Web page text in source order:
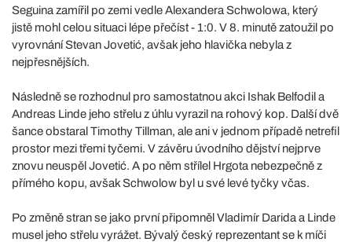
Seguina zamířil po zemi vedle Alexandera Schwolowa, který
jistě mohl celou situaci lépe přečíst - 1:0. V 8. minutě zatoužil po
vyrovnání Stevan Jovetić, avšak jeho hlavička nebyla z
nejpřesnějších.
Následně se rozhodnul pro samostatnou akci Ishak Belfodil a
Andreas Linde jeho střelu z úhlu vyrazil na rohový kop. Další dvě
šance obstaral Timothy Tillman, ale ani v jednom případě netrefil
prostor mezi třemi tyčemi. V závěru úvodního dějství nejprve
znovu neuspěl Jovetić. A po něm střílel Hrgota nebezpečně z
přímého kopu, avšak Schwolow byl u své levé tyčky včas.
Po změně stran se jako první připomněl Vladimír Darida a Linde
musel jeho střelu vyrážet. Bývalý český reprezentant se k míči